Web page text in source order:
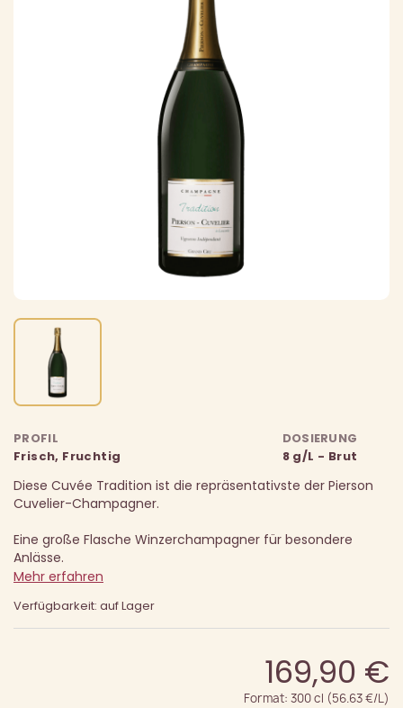
PROFIL
Frisch, Fruchtig
DOSIERUNG
8 g/L - Brut
Diese Cuvée Tradition ist die repräsentativste der Pierson
Cuvelier-Champagner.
Eine große Flasche Winzerchampagner für besondere
Anlässe.
Mehr erfahren
Verfügbarkeit: auf Lager
169,90 €
Format: 300 cl (56.63 €/L)